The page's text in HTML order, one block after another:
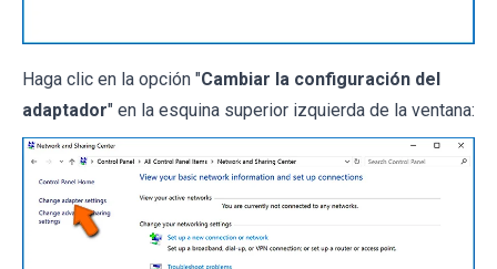
Haga clic en la opción "Cambiar la configuración del
adaptador" en la esquina superior izquierda de la ventana: